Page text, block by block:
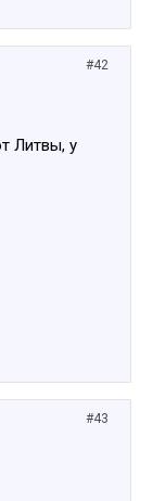
#42
Литвы, у
#43